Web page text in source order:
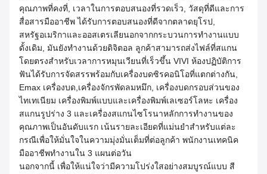
คุณภาพที่คงที่, เวลาในการตอบสนองที่รวดเร็ว, วัสดุที่ดีและการ
สื่อสารมืออาชีพ ได้รับการตอบสนองที่ดีจากตลาดยุโรป,
สหรัฐอเมริกาและออสเตรเลียนอกจากกระบวนการทํางานแบบ
ดั้งเดิม, มันยังทํางานด้วยดิจิตอล ลูกค้าสามารถส่งไฟล์ที่สแกน
โดยตรงสําหรับเวลาการหมุนเวียนที่เร็วขึ้น VIVI ห้องปฏิบัติการ
ฟันได้รับการจัดสรรพร้อมกับเครื่องบดซิรคอนิโอที่แตกต่างกัน,
Emax เครื่องบด,เครื่องจักรพัดลมหมึก, เครื่องบดกรอบส่วนของ
ไทเทเนียม เครื่องพิมพ์แบบและเครื่องพิมพ์เลเซอร์โลหะ เครื่อง
สแกนรูปร่าง 3 และเครื่องสแกนไซโรนาหลักการทํางานของ
คุณภาพเป็นอันดับแรก เน้นรายละเอียดที่แม่นยําสําหรับแต่ละ
กรณีเพื่อให้มั่นใจในความมุ่งมั่นเต็มที่ต่อลูกค้า พนักงานเทคนิค
มืออาชีพทํางานใน 3 แผนต่อวัน
นอกจากนี้ เพื่อให้แน่ใจว่ามีความโปร่งใสอย่างสมบูรณ์แบบ สี